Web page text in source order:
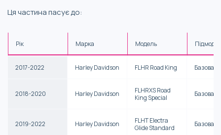
Ця частина пасує до:
Рік Марка Модель
2017-2022 Harley Davidson FLHR Road King Базова
2018-2020 Harley Davidson
FLHRXS Road
King Special
Базова
2019-2022 Harley Davidson
FLHT Electra
Glide Standard
Базова